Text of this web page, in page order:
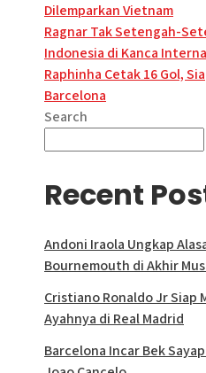
Dilemparkan Vietnam
Post
navigation
Ragnar Tak Setengah-
Indonesia di Kanca
Raphinha Cetak 16 Gol,
Barcelona
Search
Recent
Andoni Iraola Ungkap
Bournemouth di Akhir
Cristiano Ronaldo Jr Siap
Ayahnya di Real Madrid
Barcelona Incar Bek